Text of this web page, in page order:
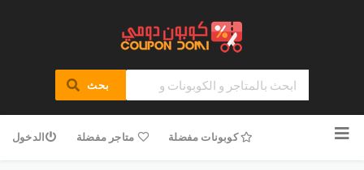
بحث
للمحتوى
كوبونات مفضلة متاجر مفضلة الدخول